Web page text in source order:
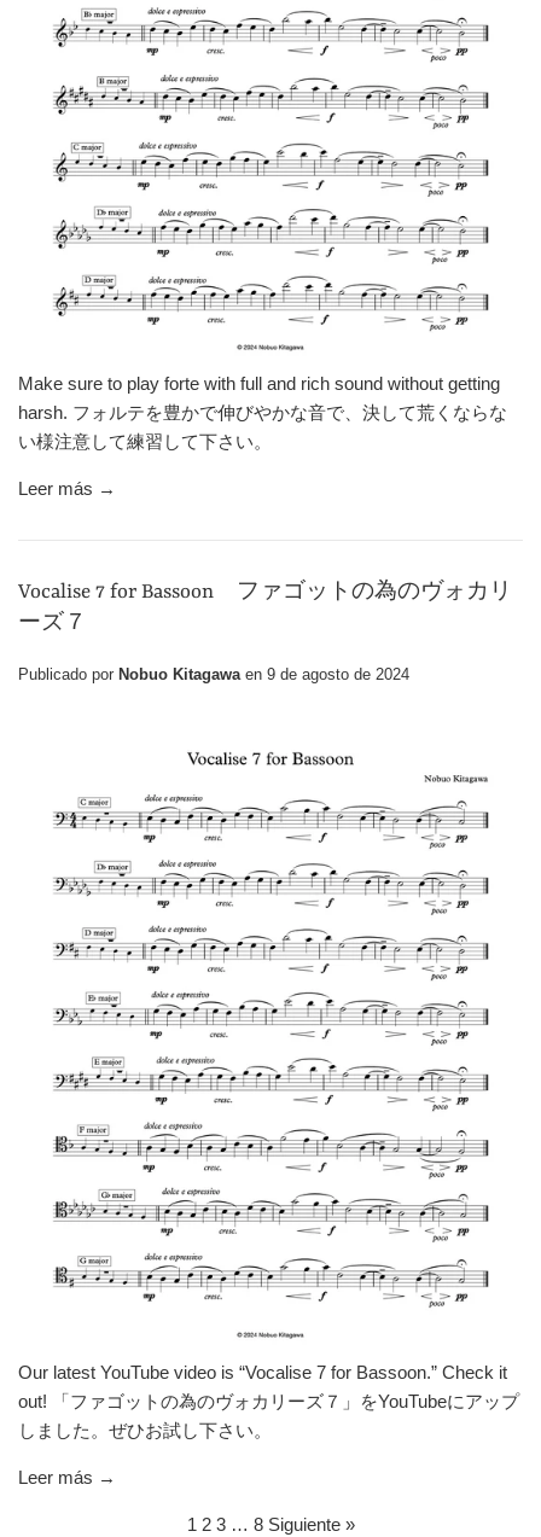
Make sure to play forte with full and rich sound without getting
harsh. フォルテを豊かで伸びやかな音で、決して荒くならな
い様注意して練習して下さい。
Leer más →
Vocalise 7 for Bassoon ファゴットの為のヴォカリ
ーズ７
Publicado por Nobuo Kitagawaen 9 de agosto de 2024
Our latest YouTube video is “Vocalise 7 for Bassoon.” Check it
out! 「ファゴットの為のヴォカリーズ７」をYouTubeにアップ
しました。ぜひお試し下さい。
Leer más →
1 2 3 … 8 Siguiente »